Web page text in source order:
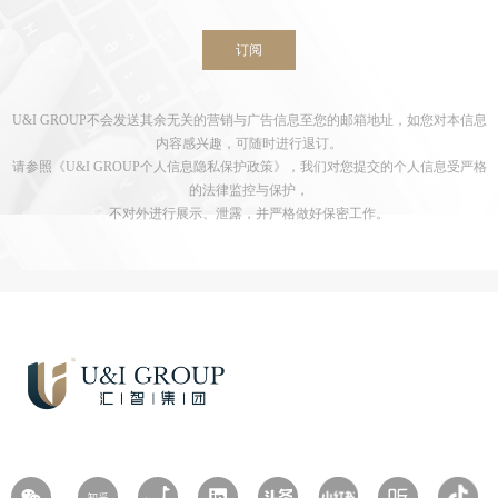
订阅
U&I GROUP不会发送其余无关的营销与广告信息至您的邮箱地址，如您对本信息
内容感兴趣，可随时进行退订。
请参照《U&I GROUP个人信息隐私保护政策》，我们对您提交的个人信息受严格
的法律监控与保护，
不对外进行展示、泄露，并严格做好保密工作。